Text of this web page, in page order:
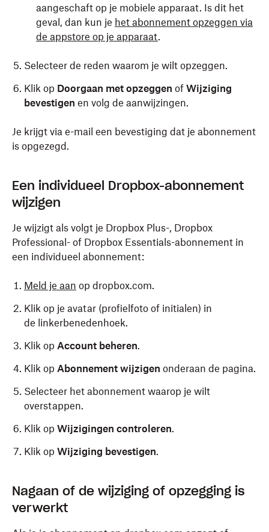
aangeschaft op je mobiele apparaat. Is dit het
geval, dan kun je het abonnement opzeggen via
de appstore op je apparaat.
Selecteer de reden waarom je wilt opzeggen.
Klik op Doorgaan met opzeggen of Wijziging
bevestigen en volg de aanwijzingen.
Je krijgt via e-mail een bevestiging dat je abonnement
is opgezegd.
Een individueel Dropbox-abonnement
wijzigen
Je wijzigt als volgt je Dropbox Plus-, Dropbox
Professional- of Dropbox Essentials-abonnement in
een individueel abonnement:
Meld je aan op dropbox.com.
Klik op je avatar (profielfoto of initialen) in
de linkerbenedenhoek.
Klik op Account beheren.
Klik op Abonnement wijzigen onderaan de pagina.
Selecteer het abonnement waarop je wilt
overstappen.
Klik op Wijzigingen controleren.
Klik op Wijziging bevestigen.
Nagaan of de wijziging of opzegging is
verwerkt